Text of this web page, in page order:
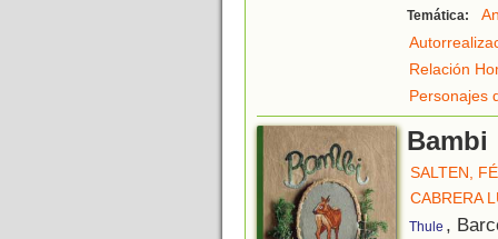
Temática:
Relación
Personajes
Bambi
SALTEN,
CABRERA
Thule ,